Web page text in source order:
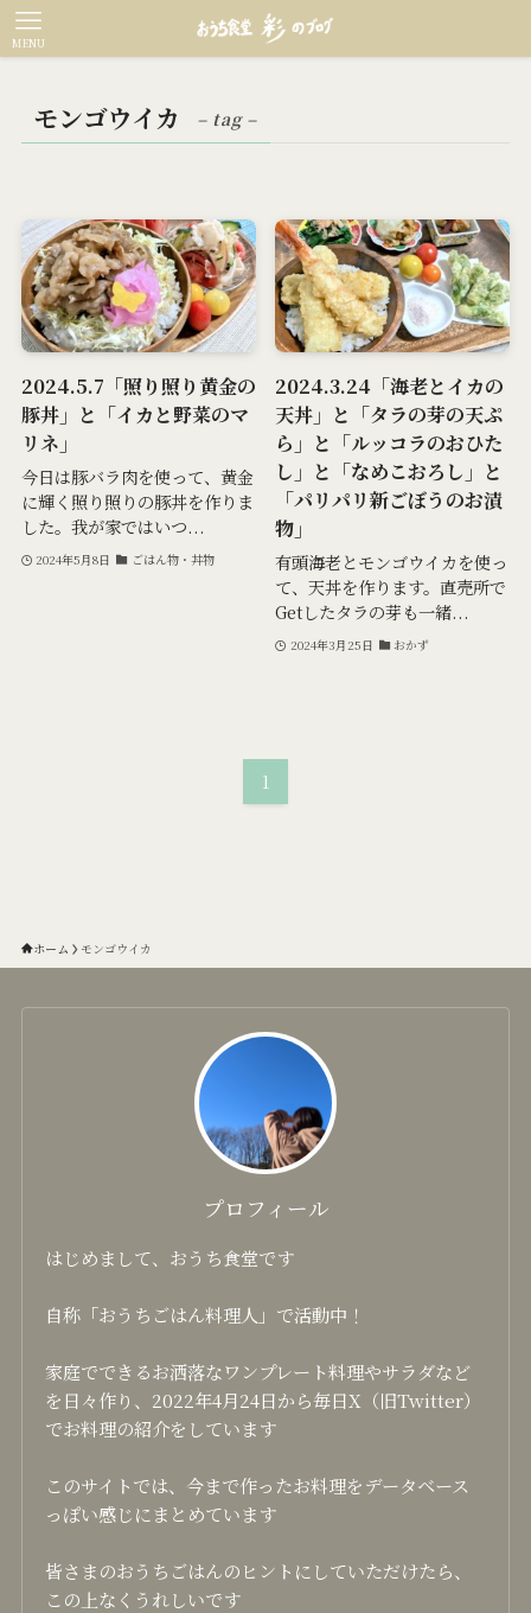
MENU
モンゴウイカ – tag –
2024.5.7「照り照り黄金の
豚丼」と「イカと野菜のマ
リネ」
今日は豚バラ肉を使って、黄金
に輝く照り照りの豚丼を作りま
した。我が家ではいつ...
2024年5月8日 ごはん物・丼物
2024.3.24「海老とイカの
天丼」と「タラの芽の天ぷ
ら」と「ルッコラのおひた
し」と「なめこおろし」と
「パリパリ新ごぼうのお漬
物」
有頭海老とモンゴウイカを使っ
て、天丼を作ります。直売所で
Getしたタラの芽も一緒...
2024年3月25日 おかず
1
ホーム モンゴウイカ
プロフィール
はじめまして、おうち食堂です
自称「おうちごはん料理人」で活動中！
家庭でできるお洒落なワンプレート料理やサラダなど
を日々作り、2022年4月24日から毎日X（旧Twitter）
でお料理の紹介をしています
このサイトでは、今まで作ったお料理をデータベース
っぽい感じにまとめています
皆さまのおうちごはんのヒントにしていただけたら、
この上なくうれしいです